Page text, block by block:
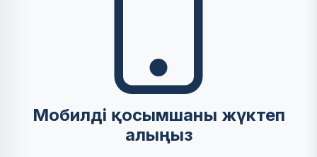
Мобилді қосымшаны жүктеп
алыңыз